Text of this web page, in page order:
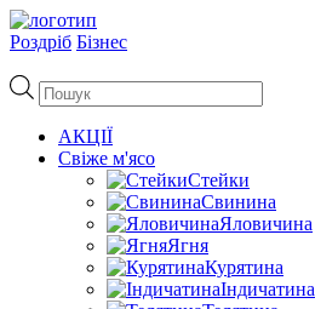
Роздріб Бізнес
Пошук
товарів
АКЦІЇ
Свіже м'ясо
Стейки
Свинина
Яловичина
Ягня
Курятина
Індичатина